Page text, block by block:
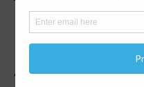
1.
NOVO
Alagić